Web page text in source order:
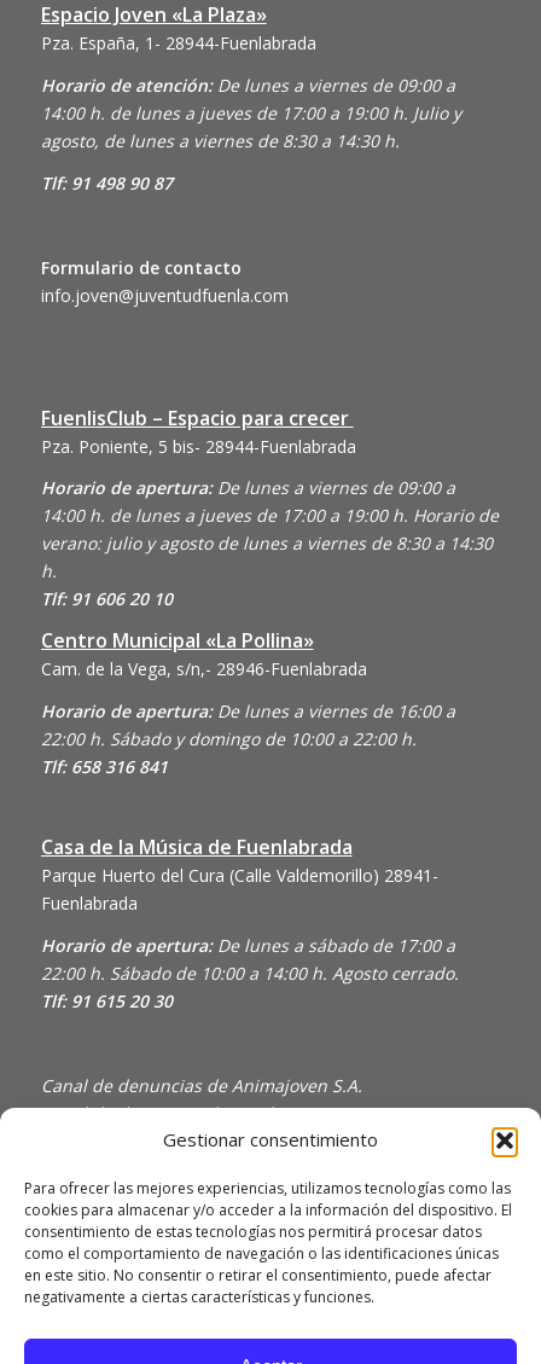
Gestionar consentimiento
Para ofrecer las mejores experiencias, utilizamos tecnologías como las
cookies para almacenar y/o acceder a la información del dispositivo. El
consentimiento de estas tecnologías nos permitirá procesar datos
como el comportamiento de navegación o las identificaciones únicas
en este sitio. No consentir o retirar el consentimiento, puede afectar
negativamente a ciertas características y funciones.
Espacio Joven «La Plaza»
Pza. España, 1- 28944-Fuenlabrada
Horario de atención: De lunes a viernes de 09:00 a
14:00 h. de lunes a jueves de 17:00 a 19:00 h. Julio y
agosto, de lunes a viernes de 8:30 a 14:30 h.
Tlf: 91 498 90 87
Formulario de contacto
info.joven@juventudfuenla.com
FuenlisClub – Espacio para crecer
Pza. Poniente, 5 bis- 28944-Fuenlabrada
Horario de apertura:De lunes a viernes de 09:00 a
14:00 h. de lunes a jueves de 17:00 a 19:00 h. Horario de
verano: julio y agosto de lunes a viernes de 8:30 a 14:30
h.
Tlf: 91 606 20 10
Centro Municipal «La Pollina»
Cam. de la Vega, s/n,- 28946-Fuenlabrada
Horario de apertura: De lunes a viernes de 16:00 a
22:00 h. Sábado y domingo de 10:00 a 22:00 h.
Tlf: 658 316 841
Casa de la Música de Fuenlabrada
Parque Huerto del Cura (Calle Valdemorillo) 28941-
Fuenlabrada
Horario de apertura: De lunes a sábado de 17:00 a
22:00 h. Sábado de 10:00 a 14:00 h. Agosto cerrado.
Tlf: 91 615 20 30
Canal de denuncias de Animajoven S.A.
Canal de denuncias de En Clave Joven S.L.
Política de calidad